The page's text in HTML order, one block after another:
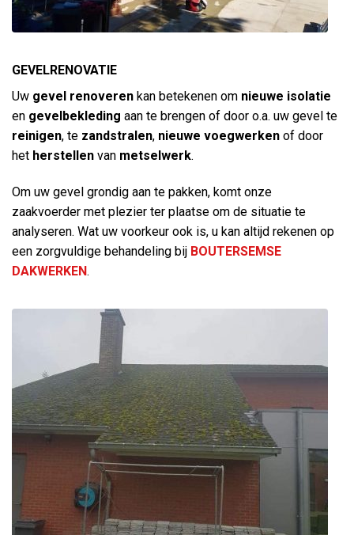
GEVELRENOVATIE
Uw gevel renoveren kan betekenen om nieuwe isolatie
en gevelbekleding aan te brengen of door o.a. uw gevel te
reinigen, te zandstralen, nieuwe voegwerken of door
het herstellen van metselwerk.
Om uw gevel grondig aan te pakken, komt onze
zaakvoerder met plezier ter plaatse om de situatie te
analyseren. Wat uw voorkeur ook is, u kan altijd rekenen op
een zorgvuldige behandeling bij BOUTERSEMSE
DAKWERKEN.